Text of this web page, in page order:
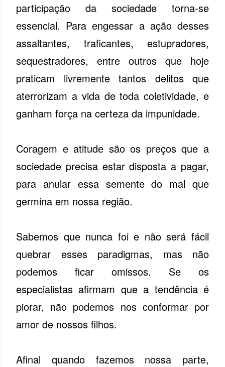
participação da sociedade torna-se
essencial. Para engessar a ação desses
assaltantes, traficantes, estupradores,
sequestradores, entre outros que hoje
praticam livremente tantos delitos que
aterrorizam a vida de toda coletividade, e
ganham força na certeza da impunidade.
Coragem e atitude são os preços que a
sociedade precisa estar disposta a pagar,
para anular essa semente do mal que
germina em nossa região.
Sabemos que nunca foi e não será fácil
quebrar esses paradigmas, mas não
podemos ficar omissos. Se os
especialistas afirmam que a tendência é
piorar, não podemos nos conformar por
amor de nossos filhos.
Afinal quando fazemos nossa parte,